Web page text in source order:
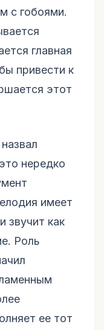
с гобоями.
главная
привести к
этот
нередко
имеет
звучит как
Роль
ее тот